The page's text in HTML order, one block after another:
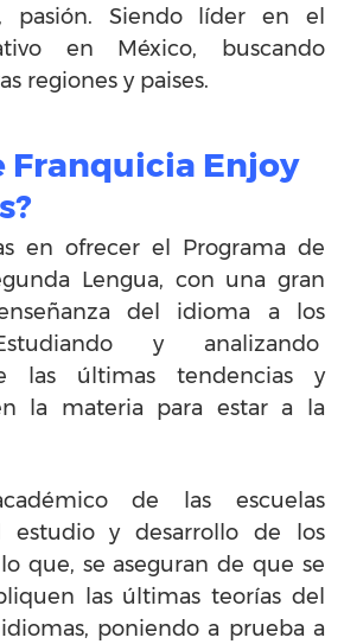
pasión. Siendo líder en el
en México, buscando
regiones y paises.
Franquicia Enjoy
en ofrecer el Programa de
Lengua, con una gran
del idioma a los
y analizando
las últimas tendencias y
la materia para estar a la
de las escuelas
estudio y desarrollo de los
que, se aseguran de que se
las últimas teorías del
poniendo a prueba a